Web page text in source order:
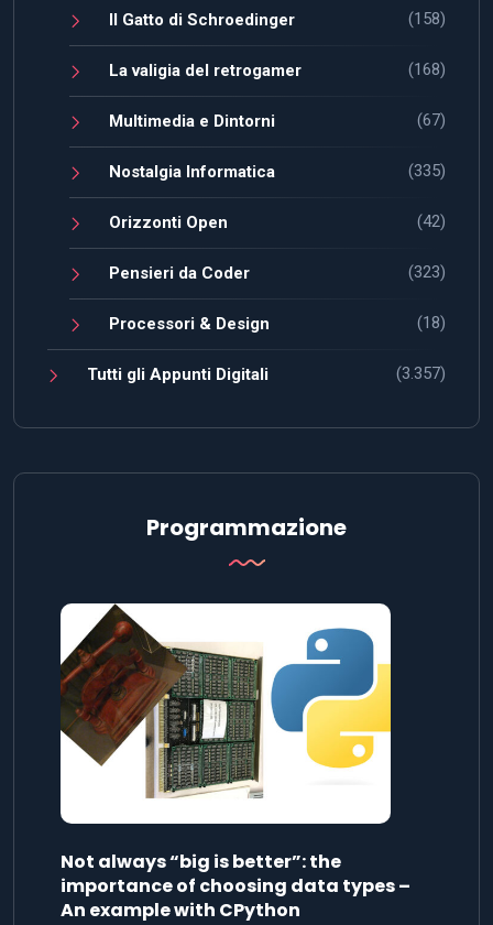
Il Gatto di Schroedinger (158)
La valigia del retrogamer (168)
Multimedia e Dintorni (67)
Nostalgia Informatica (335)
Orizzonti Open (42)
Pensieri da Coder (323)
Processori & Design (18)
Tutti gli Appunti Digitali (3.357)
Programmazione
Not always “big is better”: the
importance of choosing data types –
An example with CPython